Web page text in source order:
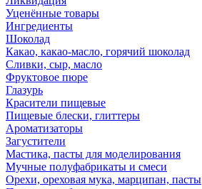
Уценённые товары
Ингредиенты
Шоколад
Какао, какао-масло, горячий шоколад
Сливки, сыр, масло
Фруктовое пюре
Глазурь
Красители пищевые
Пищевые блески, глиттеры
Ароматизаторы
Загустители
Мастика, пасты для моделирования
Мучные полуфабрикаты и смеси
Орехи, ореховая мука, марципан, пасты